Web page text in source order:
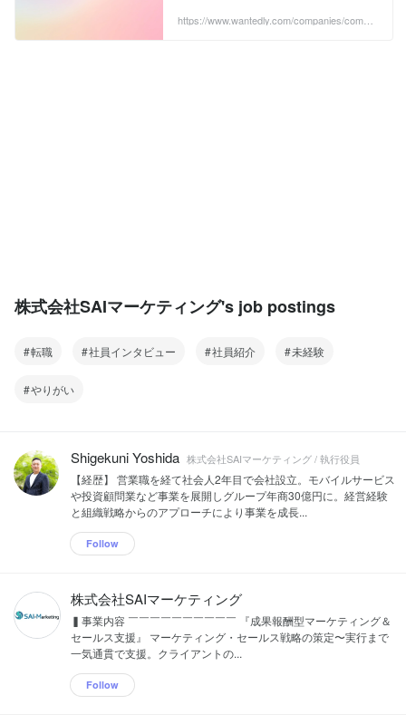
していきたいと思います。「SAIで働く
https://www.wantedly.com/companies/compa
株式会社SAIマーケティング's job postings
転職 社員インタビュー 社員紹介 未経験
やりがい
Shigekuni Yoshida 株式会社SAIマーケティング / 執行役員
【経歴】 営業職を経て社会人2年目で会社設立。モバイルサービス
や投資顧問業など事業を展開しグループ年商30億円に。経営経験
と組織戦略からのアプローチにより事業を成長...
Follow
株式会社SAIマーケティング
▍事業内容 ￣￣￣￣￣￣￣￣￣￣ 『成果報酬型マーケティング＆
セールス支援』 マーケティング・セールス戦略の策定〜実行まで
一気通貫で支援。クライアントの...
Follow